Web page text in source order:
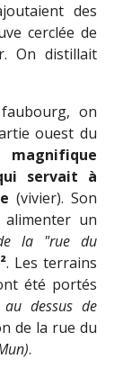
des
cerclée de
On distillait
on
ouest du
magnifique
servait à
(vivier). Son
alimenter un
la "rue du
. Les terrains
été portés
dessus de
de la rue du
.